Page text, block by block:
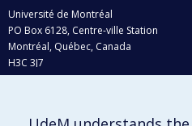
Université de Montréal
PO Box 6128, Centre-ville Station
Montréal, Québec, Canada
H3C 3J7